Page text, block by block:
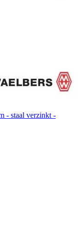
- staal verzinkt -